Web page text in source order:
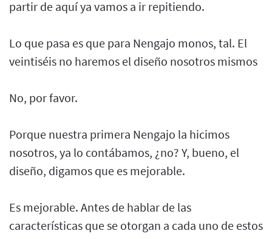
partir de aquí ya vamos a ir repitiendo.
Lo que pasa es que para Nengajo monos, tal. El
veintiséis no haremos el diseño nosotros mismos
No, por favor.
Porque nuestra primera Nengajo la hicimos
nosotros, ya lo contábamos, ¿no? Y, bueno, el
diseño, digamos que es mejorable.
Es mejorable. Antes de hablar de las
características que se otorgan a cada uno de estos